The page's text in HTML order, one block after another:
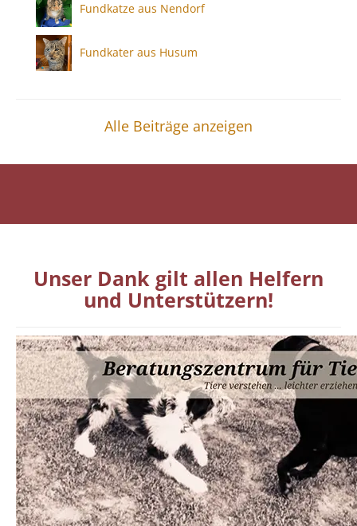
Fundkatze aus Nendorf
Fundkater aus Husum
Alle Beiträge anzeigen
Unser Dank gilt allen Helfern
und Unterstützern!